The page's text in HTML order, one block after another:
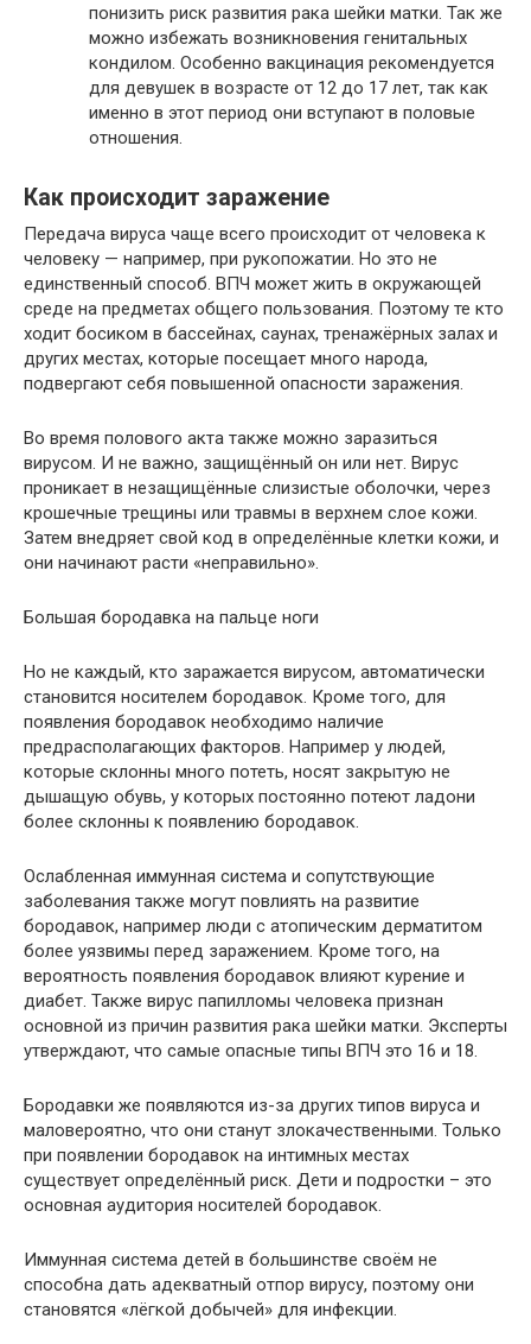
понизить риск развития рака шейки матки. Так же
можно избежать возникновения генитальных
кондилом. Особенно вакцинация рекомендуется
для девушек в возрасте от 12 до 17 лет, так как
именно в этот период они вступают в половые
отношения.
Как происходит заражение
Передача вируса чаще всего происходит от человека к
человеку — например, при рукопожатии. Но это не
единственный способ. ВПЧ может жить в окружающей
среде на предметах общего пользования. Поэтому те кто
ходит босиком в бассейнах, саунах, тренажёрных залах и
других местах, которые посещает много народа,
подвергают себя повышенной опасности заражения.
Во время полового акта также можно заразиться
вирусом. И не важно, защищённый он или нет. Вирус
проникает в незащищённые слизистые оболочки, через
крошечные трещины или травмы в верхнем слое кожи.
Затем внедряет свой код в определённые клетки кожи, и
они начинают расти «неправильно».
Большая бородавка на пальце ноги
Но не каждый, кто заражается вирусом, автоматически
становится носителем бородавок. Кроме того, для
появления бородавок необходимо наличие
предрасполагающих факторов. Например у людей,
которые склонны много потеть, носят закрытую не
дышащую обувь, у которых постоянно потеют ладони
более склонны к появлению бородавок.
Ослабленная иммунная система и сопутствующие
заболевания также могут повлиять на развитие
бородавок, например люди с атопическим дерматитом
более уязвимы перед заражением. Кроме того, на
вероятность появления бородавок влияют курение и
диабет. Также вирус папилломы человека признан
основной из причин развития рака шейки матки. Эксперты
утверждают, что самые опасные типы ВПЧ это 16 и 18.
Бородавки же появляются из-за других типов вируса и
маловероятно, что они станут злокачественными. Только
при появлении бородавок на интимных местах
существует определённый риск. Дети и подростки – это
основная аудитория носителей бородавок.
Иммунная система детей в большинстве своём не
способна дать адекватный отпор вирусу, поэтому они
становятся «лёгкой добычей» для инфекции.